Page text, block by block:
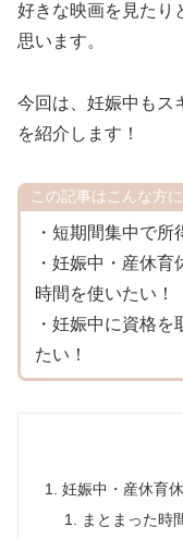
好きな映画を見たり
思います。
今回は、妊娠中もス
を紹介します！
この記事はこんな方
・短期間集中で所
・妊娠中・産休
時間を使いたい！
・妊娠中に資格
たい！
妊娠中・産休育
まとまった時